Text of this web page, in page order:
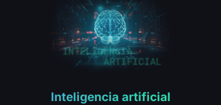
Inteligencia artificial